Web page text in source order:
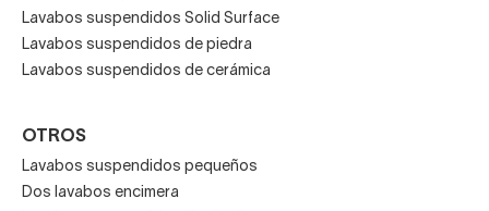
Lavabos suspendidos Solid Surface
Lavabos suspendidos de piedra
Lavabos suspendidos de cerámica
OTROS
Lavabos suspendidos pequeños
Dos lavabos encimera